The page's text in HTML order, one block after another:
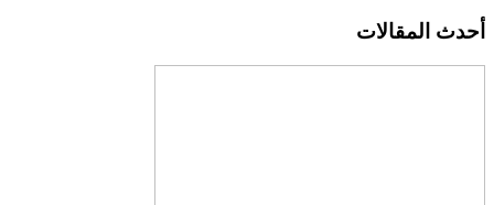
أحدث المقالات